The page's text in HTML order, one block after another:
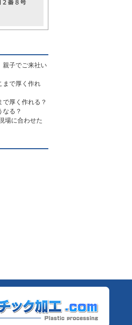
親子でご来社い
まで厚く作れ
厚く作れる？
る？
場に合わせた